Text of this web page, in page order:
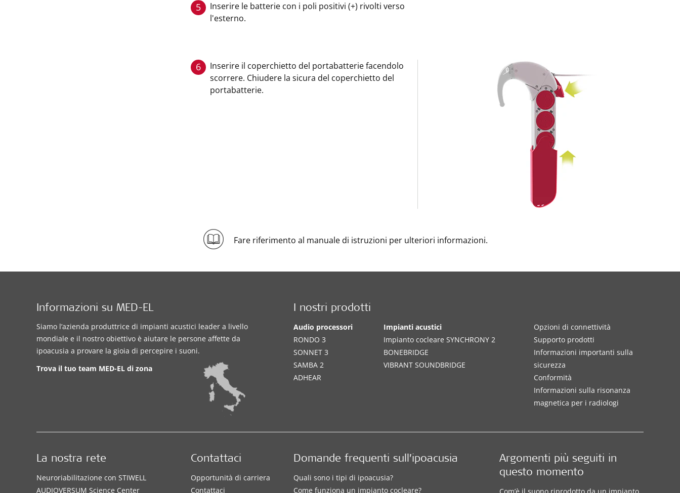
5
Inserire le batterie con i poli positivi (+) rivolti verso
l'esterno.
6
Inserire il coperchietto del portabatterie facendolo
scorrere. Chiudere la sicura del coperchietto del
portabatterie.
Fare riferimento al manuale di istruzioni per ulteriori informazioni.
Informazioni su MED-EL
Siamo l’azienda produttrice di impianti acustici leader a livello
mondiale e il nostro obiettivo è aiutare le persone affette da
ipoacusia a provare la gioia di percepire i suoni.
Trova il tuo team MED-EL di zona
I nostri prodotti
Audio processori
RONDO 3
SONNET 3
SAMBA 2
ADHEAR
Impianti acustici
Impianto cocleare SYNCHRONY 2
BONEBRIDGE
VIBRANT SOUNDBRIDGE
Opzioni di connettività
Supporto prodotti
Informazioni importanti sulla
sicurezza
Conformità
Informazioni sulla risonanza
magnetica per i radiologi
Domande frequenti sull’ipoacusia
Quali sono i tipi di ipoacusia?
Come funziona un impianto cocleare?
Argomenti più seguiti in
questo momento
La nostra rete
Neuroriabilitazione con STIWELL
AUDIOVERSUM Science Center
Contattaci
Opportunità di carriera
Contattaci